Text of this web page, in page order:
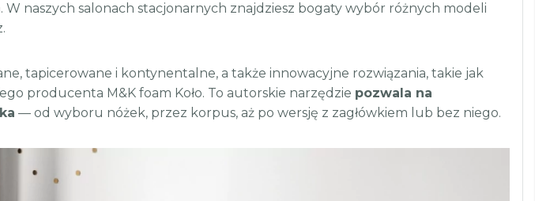
W naszych salonach stacjonarnych znajdziesz bogaty wybór różnych modeli
tapicerowane i kontynentalne, a także innowacyjne rozwiązania, takie jak
producenta M&K foam Koło. To autorskie narzędzie pozwala na
— od wyboru nóżek, przez korpus, aż po wersję z zagłówkiem lub bez niego.